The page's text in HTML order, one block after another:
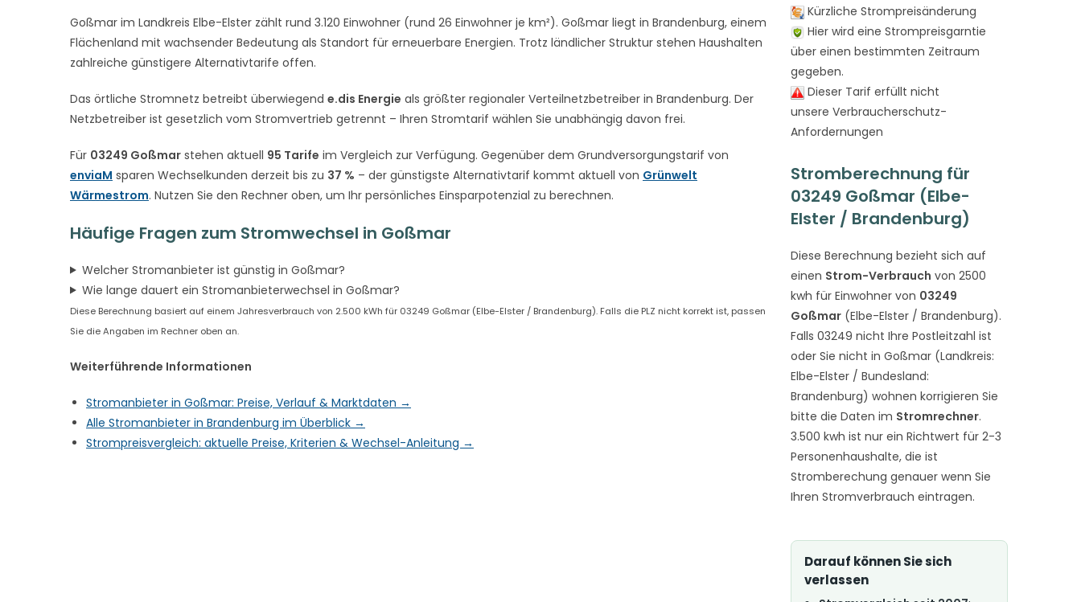
Goßmar im Landkreis Elbe-Elster zählt rund 3.120 Einwohner (rund 26 Einwohner je km²). Goßmar liegt in Brandenburg, einem
Flächenland mit wachsender Bedeutung als Standort für erneuerbare Energien. Trotz ländlicher Struktur stehen Haushalten
zahlreiche günstigere Alternativtarife offen.
Das örtliche Stromnetz betreibt überwiegend e.dis Energie als größter regionaler Verteilnetzbetreiber in Brandenburg. Der
Netzbetreiber ist gesetzlich vom Stromvertrieb getrennt – Ihren Stromtarif wählen Sie unabhängig davon frei.
Für 03249 Goßmar stehen aktuell 95 Tarife im Vergleich zur Verfügung. Gegenüber dem Grundversorgungstarif von
enviaM sparen Wechselkunden derzeit bis zu 37 % – der günstigste Alternativtarif kommt aktuell von Grünwelt
Wärmestrom. Nutzen Sie den Rechner oben, um Ihr persönliches Einsparpotenzial zu berechnen.
Häufige Fragen zum Stromwechsel in Goßmar
Welcher Stromanbieter ist günstig in Goßmar?
Wie lange dauert ein Stromanbieterwechsel in Goßmar?
Diese Berechnung basiert auf einem Jahresverbrauch von 2.500 kWh für 03249 Goßmar (Elbe-Elster / Brandenburg). Falls die PLZ nicht korrekt ist, passen
Sie die Angaben im Rechner oben an.
Weiterführende Informationen
Stromanbieter in Goßmar: Preise, Verlauf & Marktdaten →
Alle Stromanbieter in Brandenburg im Überblick →
Strompreisvergleich: aktuelle Preise, Kriterien & Wechsel-Anleitung →
Kürzliche Strompreisänderung
Hier wird eine Strompreisgarntie
über einen bestimmten Zeitraum
gegeben.
Dieser Tarif erfüllt nicht
unsere Verbraucherschutz-
Anfordernungen
Stromberechnung für
03249 Goßmar (Elbe-
Elster / Brandenburg)
Diese Berechnung bezieht sich auf
einen Strom-Verbrauch von 2500
kwh für Einwohner von 03249
Goßmar(Elbe-Elster / Brandenburg).
Falls 03249 nicht Ihre Postleitzahl ist
oder Sie nicht in Goßmar (Landkreis:
Elbe-Elster / Bundesland:
Brandenburg) wohnen korrigieren Sie
bitte die Daten im Stromrechner.
3.500 kwh ist nur ein Richtwert für 2-3
Personenhaushalte, die ist
Stromberechung genauer wenn Sie
Ihren Stromverbrauch eintragen.
Darauf können Sie sich
verlassen